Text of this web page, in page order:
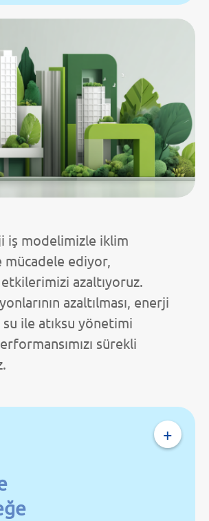
iş modelimizle iklim
ediyor,
azaltıyoruz.
azaltılması, enerji
ile atıksu yönetimi
sürekli
+